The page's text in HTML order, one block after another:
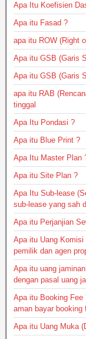
Apa Itu Koefisien
Apa itu Fasad ?
apa itu ROW (Right
Apa itu GSB (Garis
Apa itu GSB (Garis
apa itu RAB
tinggal
Apa Itu Pondasi ?
Apa itu Blue Print ?
Apa Itu Master Plan
Apa itu Site Plan ?
Apa Itu Sub-lease
sub-lease yang sah
Apa itu Perjanjian
Apa itu Uang
pemilik dan agen
Apa itu uang
dengan pasal uang
Apa itu Booking Fee
aman bayar booking
Apa itu Uang Muka